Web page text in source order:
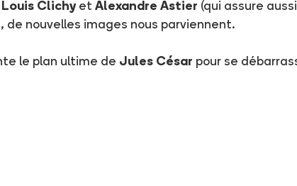
Louis Clichyet Alexandre Astier (qui assure
de nouvelles images nous parviennent.
le plan ultime de Jules César pour se